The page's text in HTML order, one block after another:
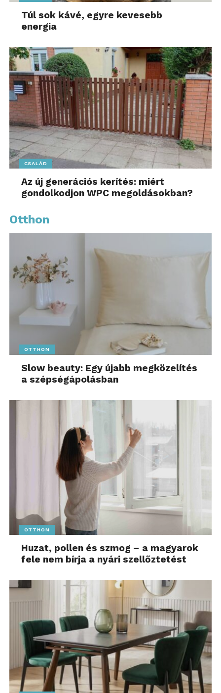
Túl sok kávé, egyre kevesebb
energia
CSALÁD
Az új generációs kerítés: miért
gondolkodjon WPC megoldásokban?
Otthon
OTTHON
Slow beauty: Egy újabb megközelítés
a szépségápolásban
OTTHON
Huzat, pollen és szmog – a magyarok
fele nem bírja a nyári szellőztetést